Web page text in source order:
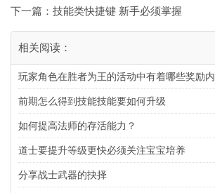
下一篇： 技能类快捷键 新手必须掌握
相关阅读：
玩家角色在胜者为王的活动中有着哪些奖励内
前期怎么得到技能技能要如何升级
如何提高法师的存活能力？
道士要提升等级更快必须关注宝宝培养
分享战士武器的抉择